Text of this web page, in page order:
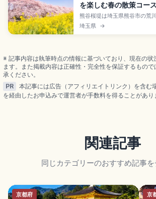
を楽しむ春の散策コース
熊谷桜堤は埼玉県熊谷市の荒
の名所で、平成2年(1990年)3
100選」選定。約500本のソ
イトアップを紹介します。
埼玉県 →
※ 記事内容は執筆時点の情報に基づいており、現在の
ます。また掲載内容は正確性・完全性を保証するもの
承ください。
PR
本記事には広告（アフィリエイトリンク）を含む
を経由したお申込みで運営者が手数料を得ることがあり
関連記事
同じカテゴリーのおすすめ記事を
京都府 京